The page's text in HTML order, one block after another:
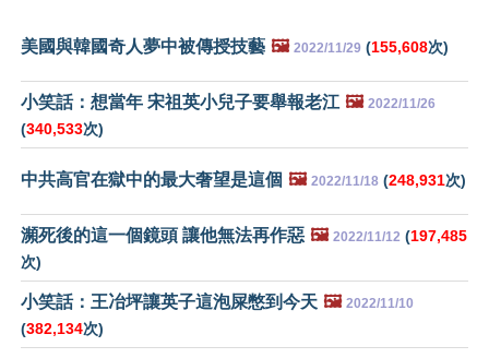
美國與韓國奇人夢中被傳授技藝 🖼️ 2022/11/29 (155,608次)
小笑話：想當年 宋祖英小兒子要舉報老江 🖼️ 2022/11/26
(340,533次)
中共高官在獄中的最大奢望是這個 🖼️ 2022/11/18 (248,931次)
瀕死後的這一個鏡頭 讓他無法再作惡 🖼️ 2022/11/12 (197,485
次)
小笑話：王冶坪讓英子這泡屎憋到今天 🖼️ 2022/11/10
(382,134次)